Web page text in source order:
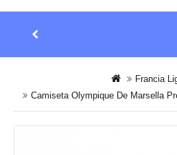
Francia
Camiseta Olympique De Marsella